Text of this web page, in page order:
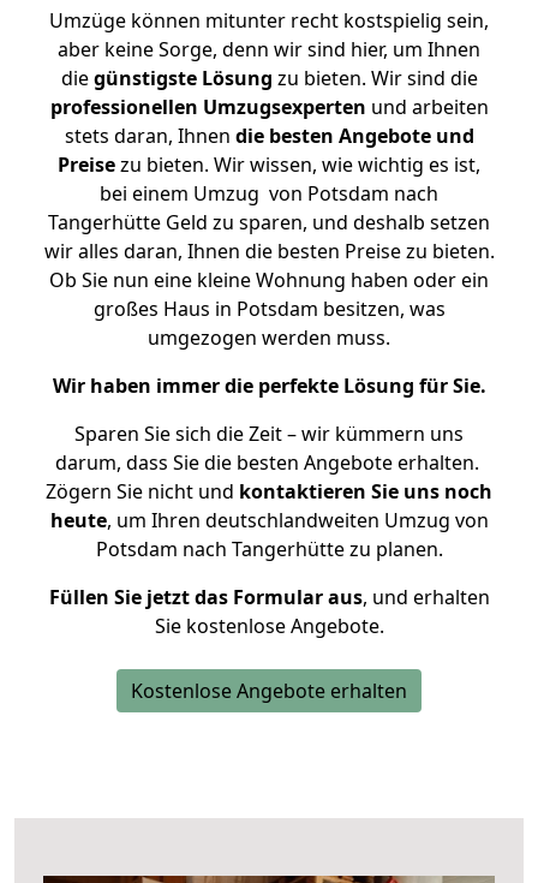
Umzüge können mitunter recht kostspielig sein,
aber keine Sorge, denn wir sind hier, um Ihnen
diegünstigste Lösung zu bieten. Wir sind die
professionellen Umzugsexperten und arbeiten
stets daran, Ihnen die besten Angebote und
Preisezu bieten. Wir wissen, wie wichtig es ist,
bei einem Umzug von Potsdam nach
Tangerhütte Geld zu sparen, und deshalb setzen
wir alles daran, Ihnen die besten Preise zu bieten.
Ob Sie nun eine kleine Wohnung haben oder ein
großes Haus in Potsdam besitzen, was
umgezogen werden muss.
Wir haben immer die perfekte Lösung für Sie.
Sparen Sie sich die Zeit – wir kümmern uns
darum, dass Sie die besten Angebote erhalten.
Zögern Sie nicht und kontaktieren Sie uns noch
heute, um Ihren deutschlandweiten Umzug von
Potsdam nach Tangerhütte zu planen.
Füllen Sie jetzt das Formular aus, und erhalten
Sie kostenlose Angebote.
Kostenlose Angebote erhalten